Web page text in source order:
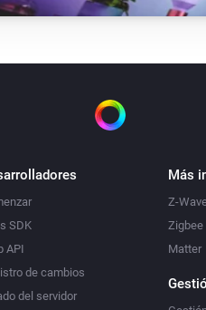
SDK
API
de cambios
del servidor
Más
Z-
Zigbee
Matter